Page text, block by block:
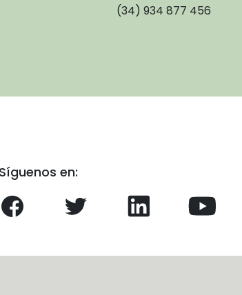
(34) 934 877 456
Síguenos en: